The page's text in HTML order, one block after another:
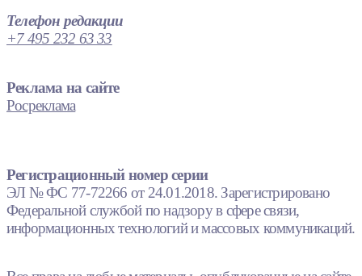
Телефон редакции
+7 495 232 63 33
Реклама на сайте
Росреклама
Регистрационный номер серии
ЭЛ № ФС 77-72266 от 24.01.2018. Зарегистрировано
Федеральной службой по надзору в сфере связи,
информационных технологий и массовых коммуникаций.